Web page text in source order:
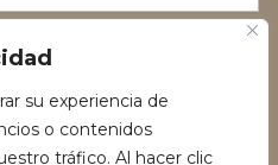
su experiencia de
o contenidos
tráfico. Al hacer clic